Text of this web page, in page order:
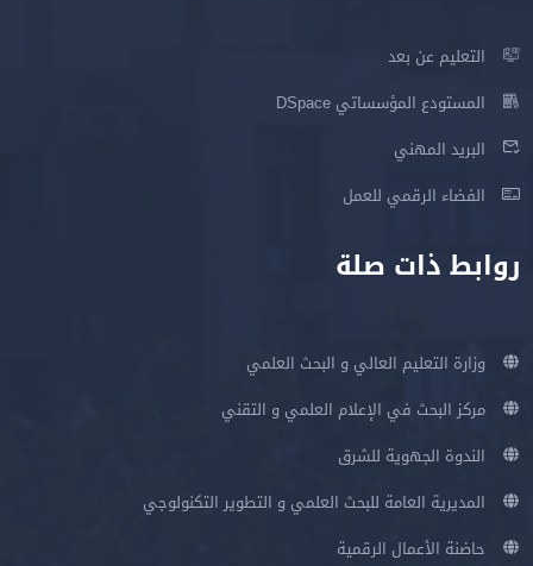
التعليم عن بعد
المستودع المؤسساتي DSpace
البريد المهني
الفضاء الرقمي للعمل
روابط ذات صلة
وزارة التعليم العالي و البحث العلمي
مركز البحث في الإعلام العلمي و التقني
الندوة الجهوية للشرق
المديرية العامة للبحث العلمي و التطوير التكنولوجي
حاضنة الأعمال الرقمية